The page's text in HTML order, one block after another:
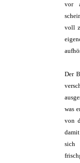
vor
voll
Der
was
von